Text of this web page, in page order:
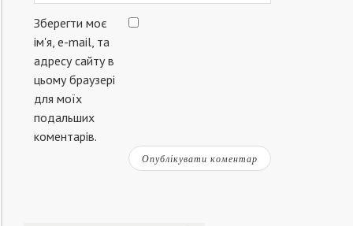
Зберегти моє
ім'я, e-mail, та
адресу сайту в
цьому браузері
для моїх
подальших
коментарів.